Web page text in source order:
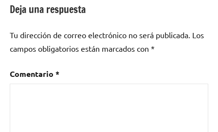
Deluxe,
el
Limbo,
Javier
Deja una respuesta
Tu dirección de correo electrónico no será publicada. Los
campos obligatorios están marcados con *
Comentario *